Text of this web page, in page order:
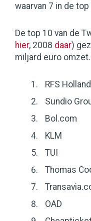
waarvan 7 in de top
De top 10 van de
hier, 2008 daar)
miljard euro
RFS
Sundio
Bol.com
KLM
TUI
Thomas
OAD